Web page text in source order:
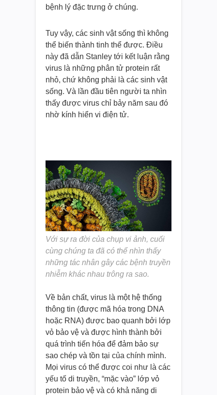
bệnh lý đặc trưng ở chúng.
Tuy vậy, các sinh vật sống thì không
thể biến thành tinh thể được. Điều
này đã dẫn Stanley tới kết luận rằng
virus là những phân tử protein rất
nhỏ, chứ không phải là các sinh vật
sống. Và lần đầu tiên người ta nhìn
thấy được virus chỉ bảy năm sau đó
nhờ kính hiển vi điện tử.
Với sự ra đời của chụp vi ảnh, cuối
cùng chúng ta đã có thể nhìn thấy
những tác nhân gây các bệnh truyền
nhiễm khác nhau trông ra sao.
Về bản chất, virus là một hệ thống
thông tin (được mã hóa trong DNA
hoặc RNA) được bao quanh bởi lớp
vỏ bảo vệ và được hình thành bởi
quá trình tiến hóa để đảm bảo sự
sao chép và tồn tại của chính mình.
Mọi virus có thể được coi như là các
yếu tố di truyền, “mặc vào” lớp vỏ
protein bảo vệ và có khả năng di